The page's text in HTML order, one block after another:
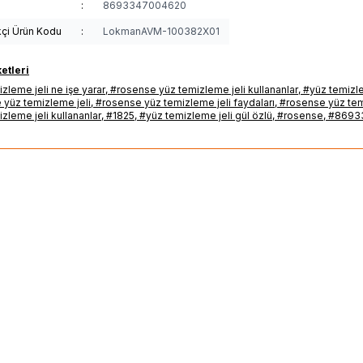
Temizleme Jeli ürünü satış yerleri, Rosense Yüz Temizleme Jeli ürünü satılan yerler, Rosense Yüz Temizleme Jeli ürünü satan yerler,
Jeli ürünü nerelerde satılıyor, Rosense Yüz Temizleme Jeli ürünü nerden alabilirim, Rosense Yüz Temizleme Jeli ürünü etkileri,
Temizleme Jeli ürünü faydası, Rosense Yüz Temizleme Jeli ürünü faydaları neler, ROSENSE YÜZ TEMİZLEME JELİ ürünü
: 8693347004620
Ürün Kodu : LokmanAVM-100382X01
jeli ne işe yarar, #rosense yüz temizleme jeli kullananlar, #yüz
yüz temizleme jeli, #rosense yüz temizleme jeli faydaları, #rosense yüz
jeli kullananlar, #1825, #yüz temizleme jeli gül özlü, #rosense,